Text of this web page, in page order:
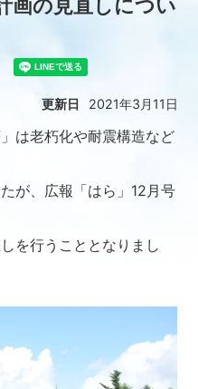
画の見直しについ
更新日 2021年3月11日
は老朽化や耐震構造など
が、広報「はら」12月号
を行うこととなりまし